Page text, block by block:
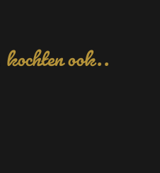
ook..